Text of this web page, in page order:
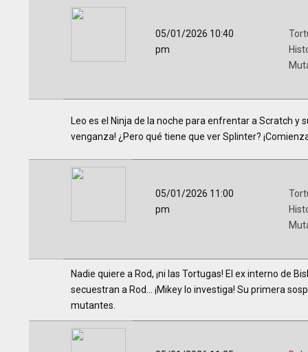
05/01/2026 10:40
pm
Leo es el Ninja de la noche para enfrentar a Scratch y
venganza! ¿Pero qué tiene que ver Splinter?
05/01/2026 11:00
pm
Nadie quiere a Rod, ¡ni las Tortugas! El ex interno de
secuestran a Rod... ¡Mikey lo investiga! Su primera
mutantes.